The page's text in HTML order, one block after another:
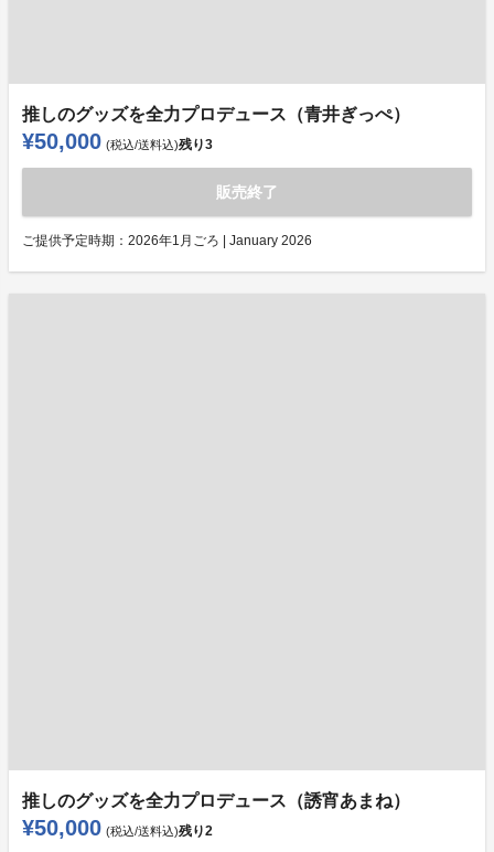
推しのグッズを全力プロデュース（青井ぎっぺ）
¥50,000 (税込/送料込)残り3
販売終了
ご提供予定時期： 2026年1月ごろ | January 2026
推しのグッズを全力プロデュース（誘宵あまね）
¥50,000 (税込/送料込)残り2